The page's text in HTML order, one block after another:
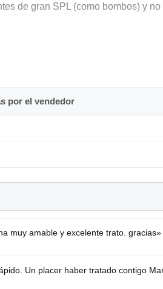
de gran SPL (como bombos) y
por el vendedor
muy amable y excelente trato. gracias»
Un placer haber tratado contigo